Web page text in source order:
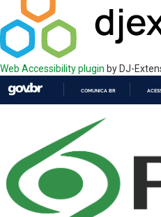
Web Accessibility plugin by DJ-
COMUNICA BR